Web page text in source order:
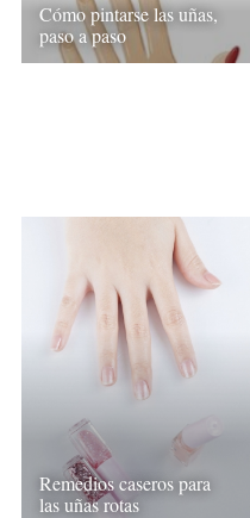
Cómo pintarse las uñas,
paso a paso
Remedios caseros para
las uñas rotas